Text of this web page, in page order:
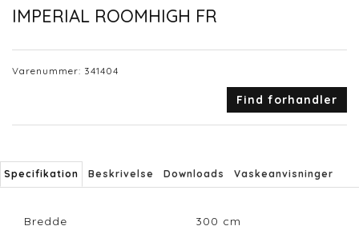
IMPERIAL ROOMHIGH FR
Varenummer: 341404
Find forhandler
Specifikation Beskrivelse Downloads Vaskeanvisninger
Bredde 300 cm